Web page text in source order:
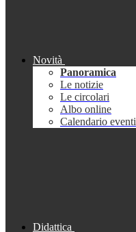
Novità
Panoramica
Le notizie
Le circolari
Albo online
Calendario eventi
Didattica